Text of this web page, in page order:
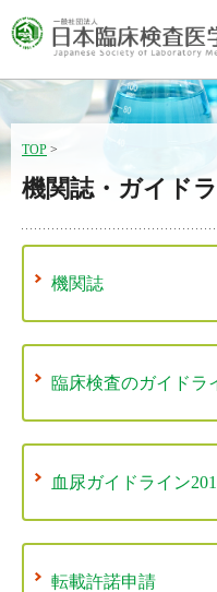
TOP >
機関誌・ガイド
機関誌
臨床検査のガイドラ
血尿ガイドライン
転載許諾申請